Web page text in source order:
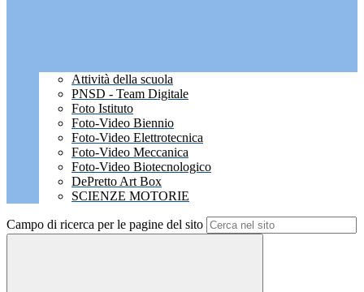
Attività della scuola
PNSD - Team Digitale
Foto Istituto
Foto-Video Biennio
Foto-Video Elettrotecnica
Foto-Video Meccanica
Foto-Video Biotecnologico
DePretto Art Box
SCIENZE MOTORIE
Campo di ricerca per le pagine del sito